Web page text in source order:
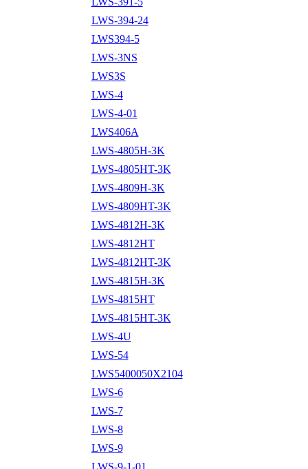
LWS-394-24
LWS394-5
LWS-3NS
LWS3S
LWS-4
LWS-4-01
LWS406A
LWS-4805H-3K
LWS-4805HT-3K
LWS-4809H-3K
LWS-4809HT-3K
LWS-4812H-3K
LWS-4812HT
LWS-4812HT-3K
LWS-4815H-3K
LWS-4815HT
LWS-4815HT-3K
LWS-4U
LWS-54
LWS5400050X2104
LWS-6
LWS-7
LWS-8
LWS-9
LWS-9-1-01